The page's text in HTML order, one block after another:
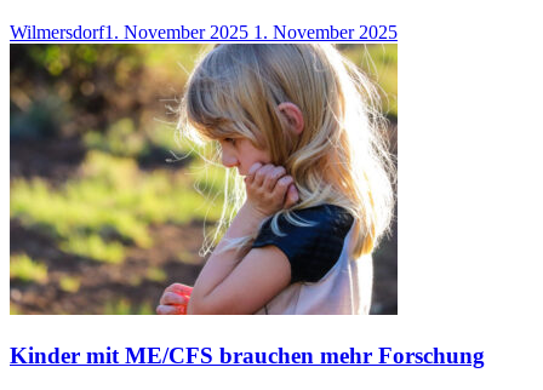
Wilmersdorf1. November 2025 1. November 2025
Kinder mit ME/CFS brauchen mehr Forschung